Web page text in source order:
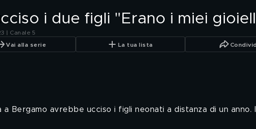
i due figli "Erano i miei
| Canale 5
Vai alla serie La tua lista
a Bergamo avrebbe ucciso i figli neonati a distanza di un